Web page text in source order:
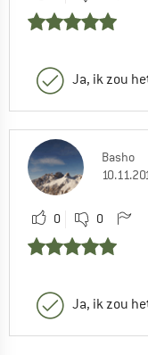
Ja, ik zou
Basho
0 0
Ja, ik zou